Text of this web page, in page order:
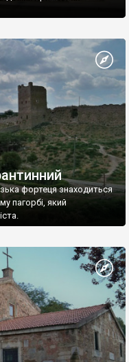
фортеця знаходиться
пагорбі, який